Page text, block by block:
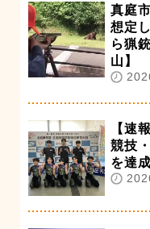
真庭
想定
ら猟
山】
【速
競技
を達